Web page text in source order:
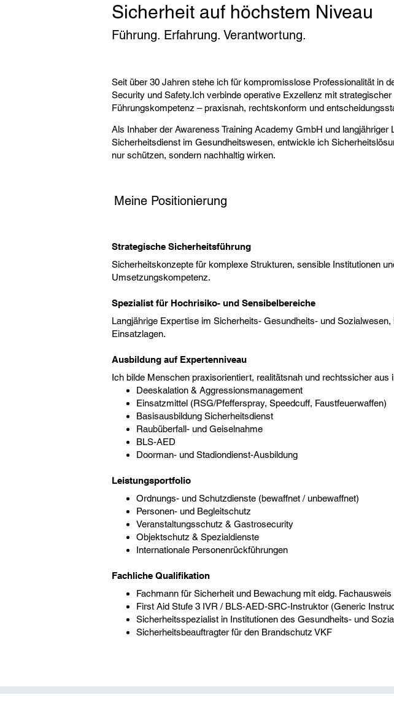
Sicherheit auf höchstem Niveau
Führung. Erfahrung. Verantwortung.
Seit über 30 Jahren stehe ich für kompromisslose Professionalität in
Security und Safety.Ich verbinde operative Exzellenz mit strategischer
Führungskompetenz – praxisnah, rechtskonform und
Als Inhaber der Awareness Training Academy GmbH und langjähriger
Sicherheitsdienst im Gesundheitswesen, entwickle ich
nur schützen, sondern nachhaltig wirken.
​​Meine Positionierung
Strategische Sicherheitsführung
Sicherheitskonzepte für komplexe Strukturen, sensible Institutionen
Umsetzungskompetenz.
Spezialist für Hochrisiko- und Sensibelbereiche
Langjährige Expertise im Sicherheits- Gesundheits- und
Einsatzlagen.
Ausbildung auf Expertenniveau
Ich bilde Menschen praxisorientiert, realitätsnah und rechtssicher aus
Deeskalation & Aggressionsmanagement
Einsatzmittel (RSG/Pfefferspray, Speedcuff, Faustfeuerwaffen)
Basisausbildung Sicherheitsdienst
Raubüberfall- und Geiselnahme
BLS-AED
Doorman- und Stadiondienst-Ausbildung
Leistungsportfolio
Ordnungs- und Schutzdienste (bewaffnet / unbewaffnet)
Personen- und Begleitschutz
Veranstaltungsschutz & Gastrosecurity
Objektschutz & Spezialdienste
Internationale Personenrückführungen
Fachliche Qualifikation
Fachmann für Sicherheit und Bewachung mit eidg. Fachausweis
First Aid Stufe 3 IVR / BLS-AED-SRC-Instruktor (Generic
Sicherheitsspezialist in Institutionen des Gesundheits- und
Sicherheitsbeauftragter für den Brandschutz VKF